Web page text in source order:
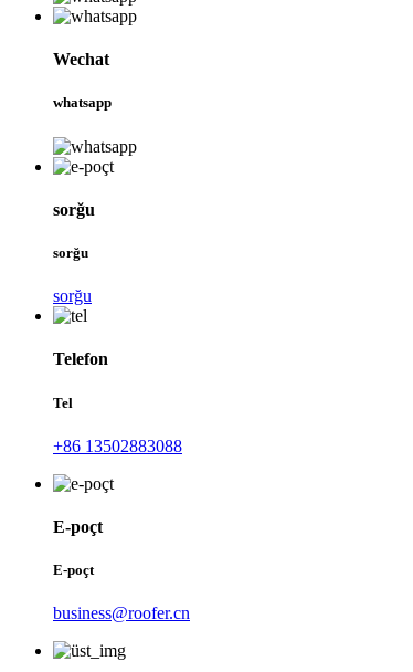
Wechat
whatsapp
sorğu
sorğu
sorğu
Telefon
Tel
+86 13502883088
E-poçt
E-poçt
business@roofer.cn